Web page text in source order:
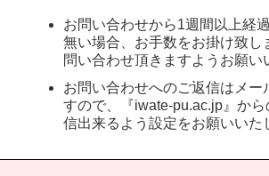
お問い合わせから1週間以上経
無い場合、お手数をお掛け致し
問い合わせ頂きますようお願い
お問い合わせへのご返信はメー
すので、『iwate-pu.ac.jp』か
信出来るよう設定をお願いいた